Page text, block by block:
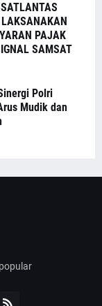
LAKSANAKAN
PAJAK
SAMSAT
Polri
Mudik dan